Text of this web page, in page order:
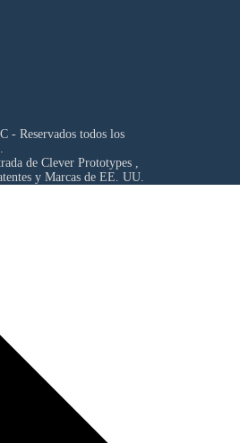
- Reservados todos los
de Clever Prototypes ,
y Marcas de EE. UU.